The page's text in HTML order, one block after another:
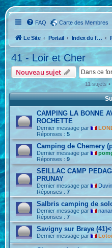
FAQ Carte des Membres
Le Site Portail Index du forum
41 - Loir et Cher
Nouveau sujet
11 sujets •
CAMPING LA BONNE
ROCHETTE
Dernier message par
Réponses :5
Camping de Chemery
Dernier message par
Réponses :9
SEILLAC CAMP
PRUNAY
Dernier message par
Réponses :7
Salbris camping de
Dernier message par
Réponses :7
Savigny sur Braye
Dernier message par